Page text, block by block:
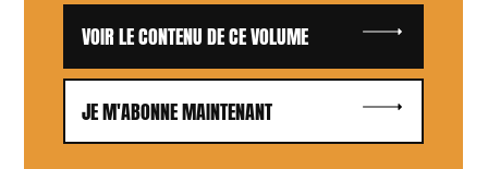
VOIR LE CONTENU DE CE VOLUME
JE M'ABONNE MAINTENANT